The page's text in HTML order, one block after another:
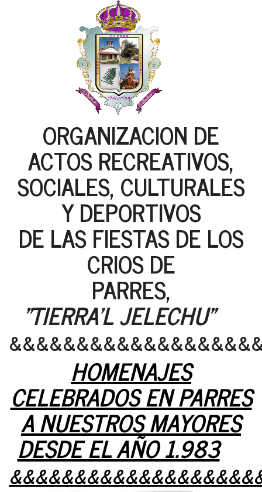
ORGANIZACION DE
ACTOS RECREATIVOS,
SOCIALES, CULTURALES
Y DEPORTIVOS
DE LAS FIESTAS DE LOS
CRIOS DE
PARRES,
"TIERRA'L JELECHU"
HOMENAJES
CELEBRADOS EN PARRES
A NUESTROS MAYORES
DESDE EL AÑO 1.983